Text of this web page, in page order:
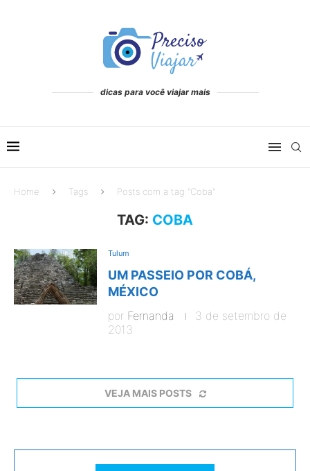
dicas para você viajar mais
Home Tags Posts com a tag "Coba"
TAG: COBA
Tulum
UM PASSEIO POR COBÁ,
MÉXICO
por Fernanda
3 de setembro de
2013
VEJA MAIS POSTS